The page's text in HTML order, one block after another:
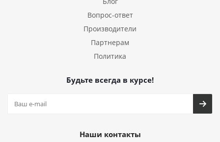
Вопрос-ответ
Производители
Партнерам
Политика
Будьте всегда в курсе!
Наши контакты